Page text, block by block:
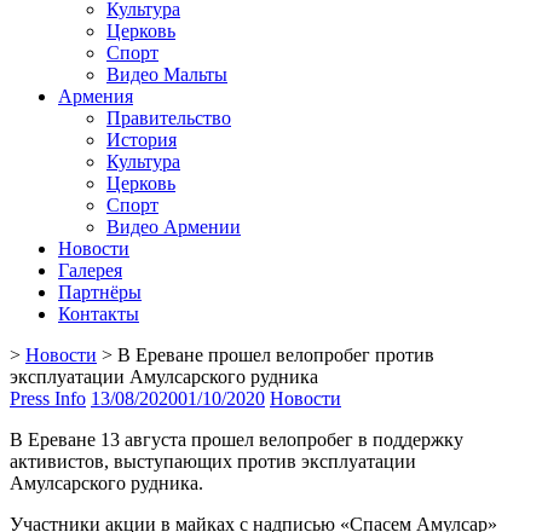
Культура
Церковь
Спорт
Видео Мальты
Армения
Правительство
История
Культура
Церковь
Спорт
Видео Армении
Новости
Галерея
Партнёры
Контакты
> Новости > В Ереване прошел велопробег против
эксплуатации Амулсарского рудника
Press Info 13/08/202001/10/2020 Новости
В Ереване 13 августа прошел велопробег в поддержку
активистов, выступающих против эксплуатации
Амулсарского рудника.
Участники акции в майках с надписью «Спасем Амулсар»